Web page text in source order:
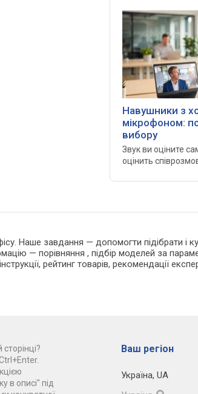
Навушники з
мікрофоном:
вибору
Звук ви оціните
оцінить
Наше завдання — допомогти підібрати і
— порівняння , підбір моделей за
рейтинг товарів, рекомендації
в описі" під
Ваш регіон
Україна, UA